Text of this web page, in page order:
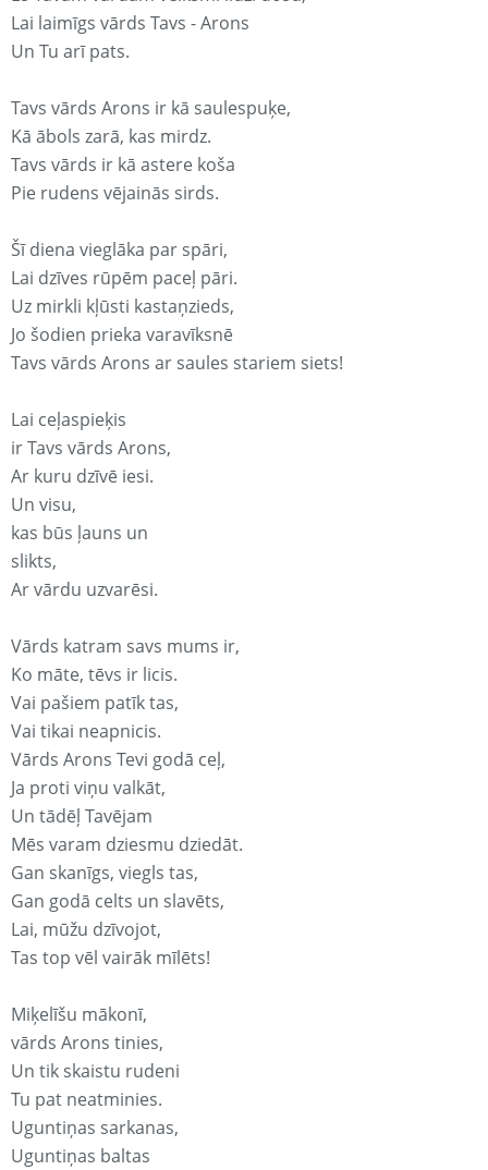
Lai laimīgs vārds Tavs - Arons
Un Tu arī pats.
Tavs vārds Arons ir kā saulespuķe,
Kā ābols zarā, kas mirdz.
Tavs vārds ir kā astere koša
Pie rudens vējainās sirds.
Šī diena vieglāka par spāri,
Lai dzīves rūpēm paceļ pāri.
Uz mirkli kļūsti kastaņzieds,
Jo šodien prieka varavīksnē
Tavs vārds Arons ar saules stariem siets!
Lai ceļaspieķis
ir Tavs vārds Arons,
Ar kuru dzīvē iesi.
Un visu,
kas būs ļauns un
slikts,
Ar vārdu uzvarēsi.
Vārds katram savs mums ir,
Ko māte, tēvs ir licis.
Vai pašiem patīk tas,
Vai tikai neapnicis.
Vārds Arons Tevi godā ceļ,
Ja proti viņu valkāt,
Un tādēļ Tavējam
Mēs varam dziesmu dziedāt.
Gan skanīgs, viegls tas,
Gan godā celts un slavēts,
Lai, mūžu dzīvojot,
Tas top vēl vairāk mīlēts!
Miķelīšu mākonī,
vārds Arons tinies,
Un tik skaistu rudeni
Tu pat neatminies.
Uguntiņas sarkanas,
Uguntiņas baltas